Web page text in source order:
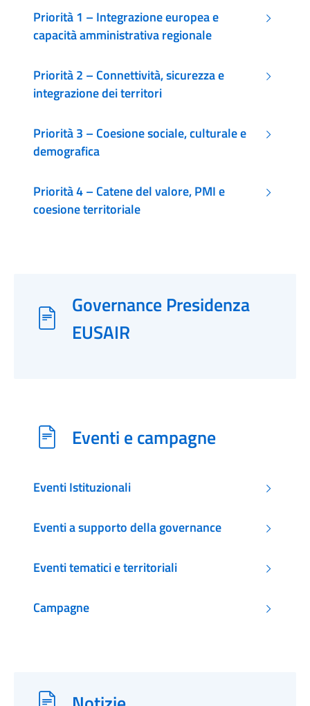
Priorità 1 – Integrazione europea e
capacità amministrativa regionale
Priorità 2 – Connettività, sicurezza e
integrazione dei territori
Priorità 3 – Coesione sociale, culturale e
demografica
Priorità 4 – Catene del valore, PMI e
coesione territoriale
Governance Presidenza
EUSAIR
Eventi e campagne
Eventi Istituzionali
Eventi a supporto della governance
Eventi tematici e territoriali
Campagne